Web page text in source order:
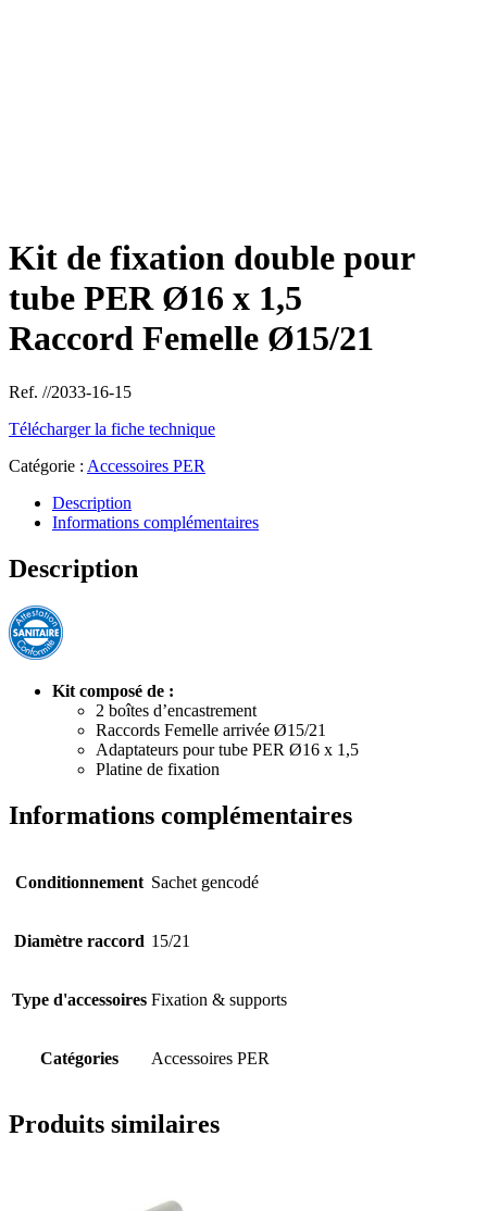
Kit de fixation double pour
tube PER Ø16 x 1,5
Raccord Femelle Ø15/21
Ref. //2033-16-15
Télécharger la fiche technique
Catégorie : Accessoires PER
Description
Informations complémentaires
Description
Kit composé de :
2 boîtes d’encastrement
Raccords Femelle arrivée Ø15/21
Adaptateurs pour tube PER Ø16 x 1,5
Platine de fixation
Informations complémentaires
Conditionnement Sachet gencodé
Diamètre raccord 15/21
Type d'accessoires Fixation & supports
Catégories Accessoires PER
Produits similaires